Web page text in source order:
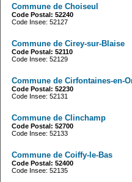
Commune de Choiseul
Code Postal: 52240
Code Insee: 52127
Commune de Cirey-sur-Blaise
Code Postal: 52110
Code Insee: 52129
Commune de Cirfontaines-en-
Code Postal: 52230
Code Insee: 52131
Commune de Clinchamp
Code Postal: 52700
Code Insee: 52133
Commune de Coiffy-le-Bas
Code Postal: 52400
Code Insee: 52135